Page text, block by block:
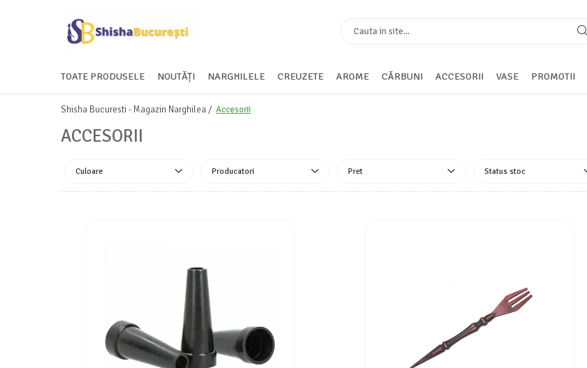
TOATE PRODUSELE NOUTĂȚI NARGHILELE CREUZETE AROME CĂRBUNI ACCESORII VASE PROMOTII
Shisha Bucuresti - Magazin Narghilea / Accesorii
ACCESORII
Culoare Producatori Pret Status stoc